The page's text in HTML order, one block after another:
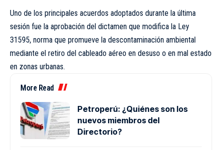
Uno de los principales acuerdos adoptados durante la última
sesión fue la aprobación del dictamen que modifica la Ley
31595, norma que promueve la descontaminación ambiental
mediante el retiro del cableado aéreo en desuso o en mal estado
en zonas urbanas.
More Read
Petroperú: ¿Quiénes son los
nuevos miembros del
Directorio?